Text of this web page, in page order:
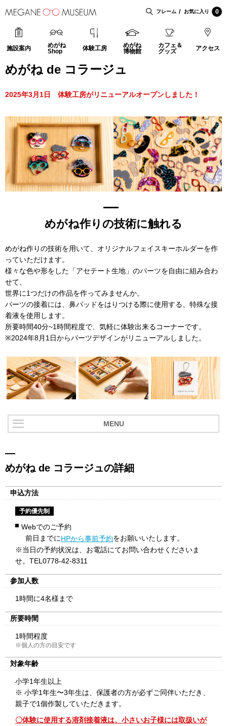
フレーム お気に入り 0
施設案内
めがね
Shop
体験工房
めがね
博物館
カフェ＆
グッズ
アクセス
めがね de コラージュ
2025年3月1日 体験工房がリニューアルオープンしました！
めがね作りの技術に触れる
めがね作りの技術を用いて、オリジナルフェイスキーホルダーを作
っていただけます。
様々な色や形をした「アセテート生地」のパーツを自由に組み合わ
せて、
世界に1つだけの作品を作ってみませんか。
パーツの接着には、鼻パッドをはりつける際に使用する、特殊な接
着液を使用します。
所要時間40分~1時間程度で、気軽に体験出来るコーナーです。
※2024年8月1日からパーツデザインがリニューアルしました。
MENU
めがね de コラージュの詳細
申込方法
予約優先制
Webでのご予約
前日までにHPから事前予約をお願いいたします。
※当日の予約状況は、お電話にてお問い合わせくださいま
せ。TEL0778-42-8311
参加人数
1時間に4名様まで
所要時間
1時間程度
※個人の方の目安です
対象年齢
小学1年生以上
※ 小学1年生〜3年生は、保護者の方が必ずご同伴いただき、
親子で1個作製していただきます。
〇体験に使用する溶剤接着液は、小さいお子様には取扱いが